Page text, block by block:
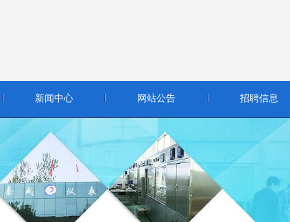
新闻中心 网站公告 招聘信息